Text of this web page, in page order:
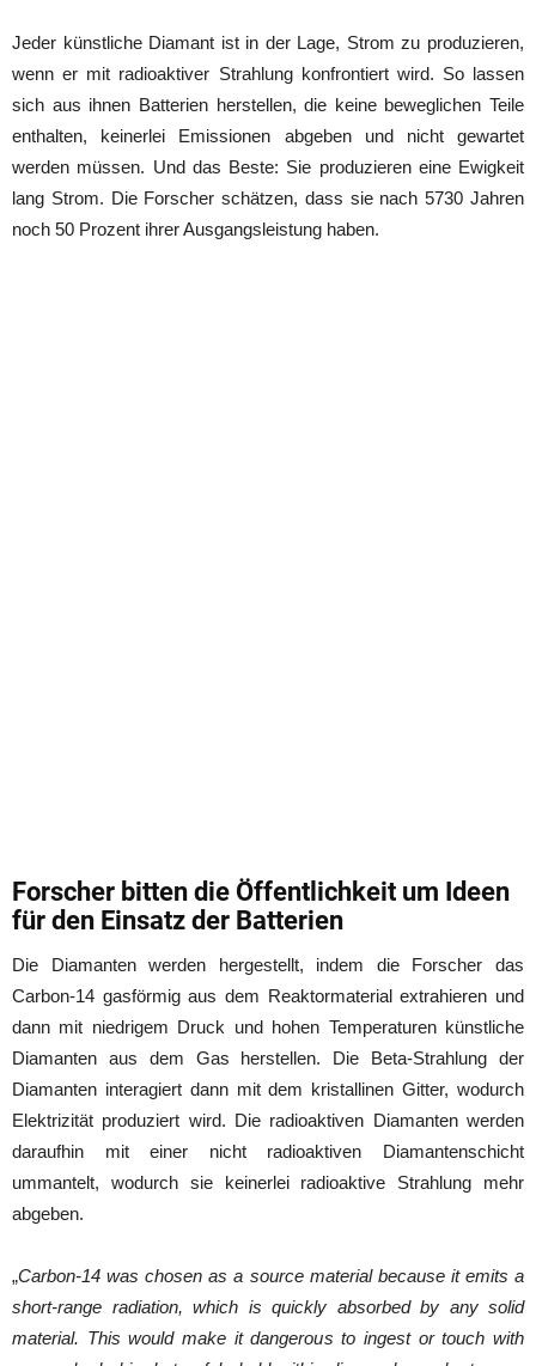
Jeder künstliche Diamant ist in der Lage, Strom zu produzieren,
wenn er mit radioaktiver Strahlung konfrontiert wird. So lassen
sich aus ihnen Batterien herstellen, die keine beweglichen Teile
enthalten, keinerlei Emissionen abgeben und nicht gewartet
werden müssen. Und das Beste: Sie produzieren eine Ewigkeit
lang Strom. Die Forscher schätzen, dass sie nach 5730 Jahren
noch 50 Prozent ihrer Ausgangsleistung haben.
Forscher bitten die Öffentlichkeit um Ideen
für den Einsatz der Batterien
Die Diamanten werden hergestellt, indem die Forscher das
Carbon-14 gasförmig aus dem Reaktormaterial extrahieren und
dann mit niedrigem Druck und hohen Temperaturen künstliche
Diamanten aus dem Gas herstellen. Die Beta-Strahlung der
Diamanten interagiert dann mit dem kristallinen Gitter, wodurch
Elektrizität produziert wird. Die radioaktiven Diamanten werden
daraufhin mit einer nicht radioaktiven Diamantenschicht
ummantelt, wodurch sie keinerlei radioaktive Strahlung mehr
abgeben.
„Carbon-14 was chosen as a source material because it emits a
short-range radiation, which is quickly absorbed by any solid
material. This would make it dangerous to ingest or touch with